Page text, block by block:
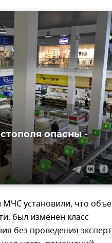
опасны -
МЧС установили, что
был изменен класс
без проведения